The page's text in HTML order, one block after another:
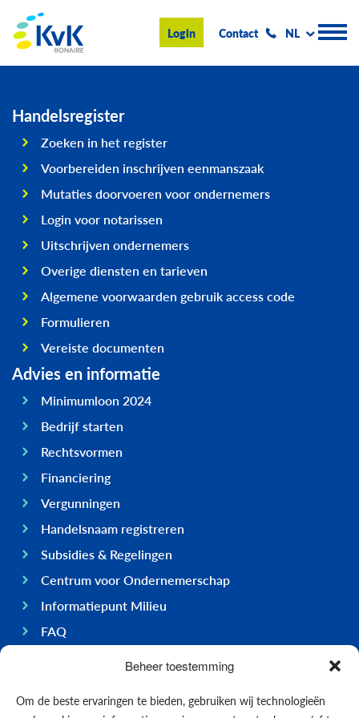
Beheer toestemming
Om de beste ervaringen te bieden, gebruiken wij technologieën
KvK Bonaire
Login Contact NL
Handelsregister
Advies en informatie
Over de KvK
Nieuws & Events
Handelsregister
Zoeken in het register
Voorbereiden inschrijven eenmanszaak
Mutaties doorvoeren voor ondernemers
Login voor notarissen
Uitschrijven ondernemers
Overige diensten en tarieven
Algemene voorwaarden gebruik access code
Formulieren
Vereiste documenten
Advies en informatie
Minimumloon 2024
Bedrijf starten
Rechtsvormen
Financiering
Vergunningen
Handelsnaam registreren
Subsidies & Regelingen
Centrum voor Ondernemerschap
Informatiepunt Milieu
FAQ
Ondernemen op Bonaire
Economie